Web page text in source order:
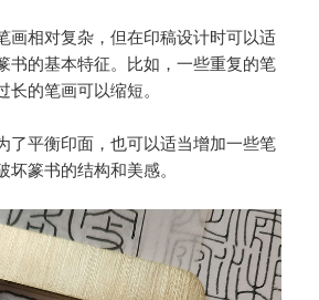
画相对复杂，但在印稿设计时可以适
书的基本特征。比如，一些重复的笔
的笔画可以缩短。
了平衡印面，也可以适当增加一些笔
篆书的结构和美感。